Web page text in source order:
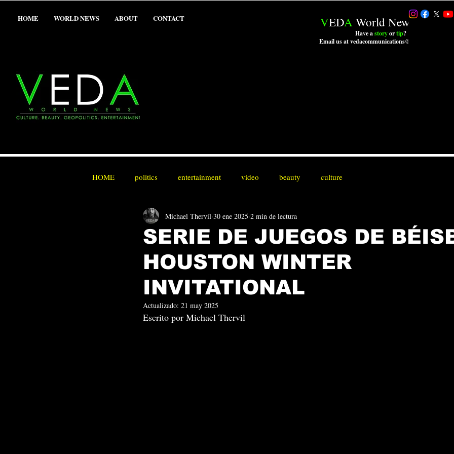
HOME WORLD NEWS ABOUT CONTACT VEDA World News LLC.
Have astoryortip?
Email us at vedacommunications@outlook.com
HOME politics entertainment video beauty culture
SERIE DE JUEGOS DE
HOUSTON WINTER
INVITATIONAL
Michael Thervil 30 ene 2025 2 min de lectura
Actualizado: 21 may 2025
Escrito por Michael Thervil